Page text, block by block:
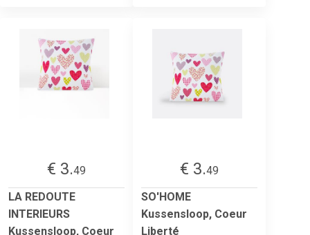
€ 3.49
LA REDOUTE
INTERIEURS
Kussensloop, Coeur
€ 3.49
SO'HOME
Kussensloop, Coeur
Liberté